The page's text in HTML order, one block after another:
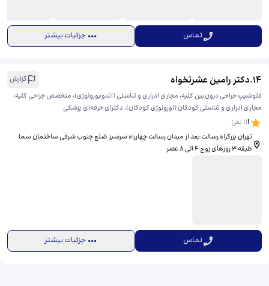
تماس جزئیات بیشتر
14
.دکتر رامین عشرتخواه
گزارش
فلوشیپ جراحی درون‌بین کلیه، مجاری ادراری و تناسلی (اندویورولوژی)، متخصص جراحی کلیه،
مجاری ادراری و تناسلی کودکان (اورولوژی کودکان)، دکترای حرفه‌ای پزشکی
1
(
1 نفر)
تهران بزرگراه رسالت بعد از میدان رسالت چهارراه سرسبز ضلع جنوب شرقی ساختمان سما
طبقه ۳ روزهای زوج ۴ الی ۸ عصر
تماس جزئیات بیشتر